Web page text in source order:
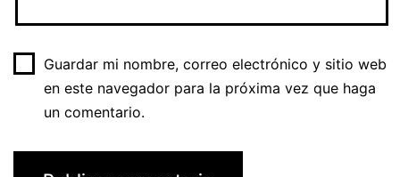
Guardar mi nombre, correo electrónico y sitio web
en este navegador para la próxima vez que haga
un comentario.